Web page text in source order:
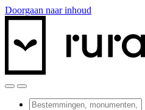
Doorgaan naar inhoud